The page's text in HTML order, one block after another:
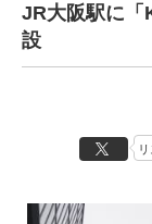
JR大阪駅に「
設